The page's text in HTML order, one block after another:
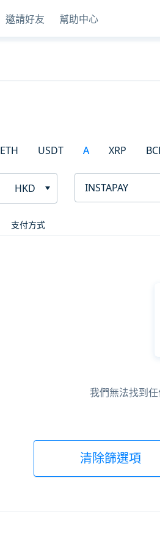
邀請好友 幫助中心
ETH USDT A XRP
HKD INSTAPAY
支付方式
我們無法找到
清除篩選項